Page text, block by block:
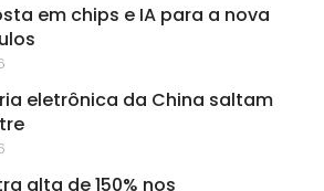
em chips e IA para a nova
eletrônica da China saltam
alta de 150% nos